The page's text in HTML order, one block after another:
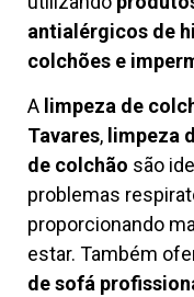
antialérgicos de
colchões e
A limpeza de
Tavares, limpeza
de colchão são
problemas
proporcionando
estar. Também
de sofá